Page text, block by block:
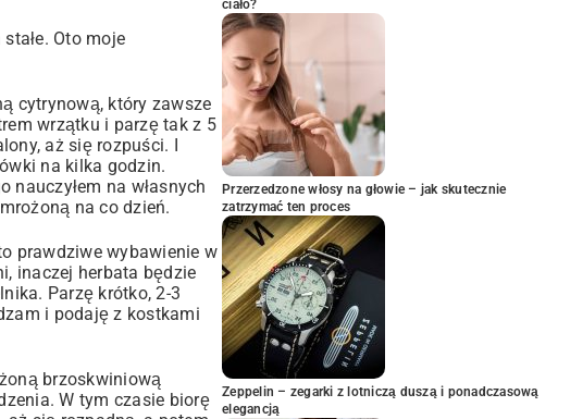
Oto moje
cytrynową, który zawsze
wrzątku i parzę tak z 5
aż się rozpuści. I
na kilka godzin.
na własnych
na co dzień.
prawdziwe wybawienie w
inaczej herbata będzie
Parzę krótko, 2-3
i podaję z kostkami
brzoskwiniową
W tym czasie biorę
ciało?
Przerzedzone włosy na głowie – jak skutecznie
zatrzymać ten proces
Zeppelin – zegarki z lotniczą duszą i ponadczasową
elegancją